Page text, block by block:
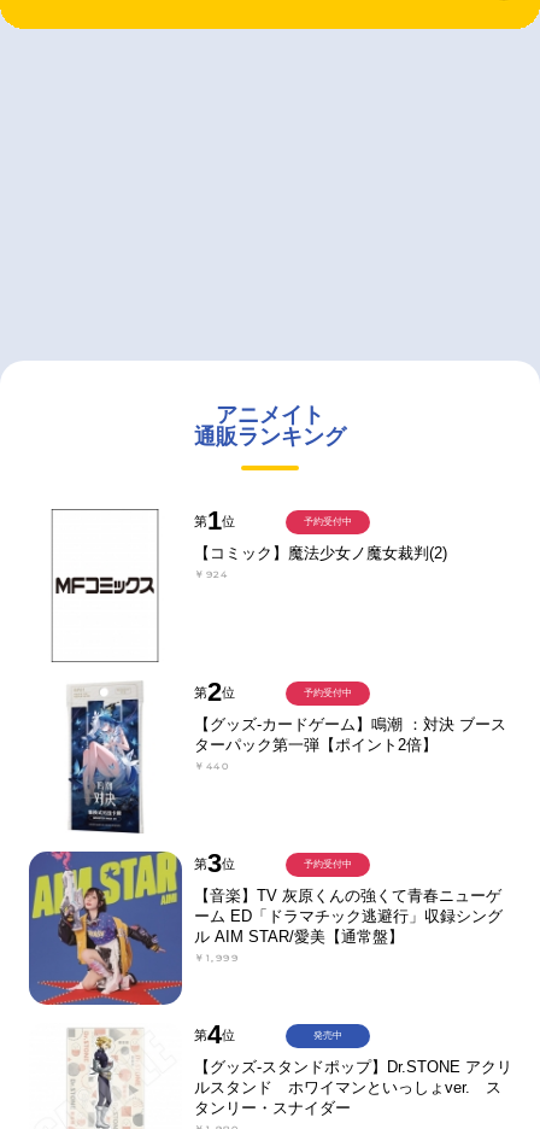
アニメイト
通販ランキング
第1位
【コミック】魔法少女ノ魔女裁判(2)
￥924
予約受付中
第2位
【グッズ-カードゲーム】鳴潮 ：対決 ブース
ターパック第一弾【ポイント2倍】
￥440
予約受付中
第3位
【音楽】TV 灰原くんの強くて青春ニューゲ
ーム ED「ドラマチック逃避行」収録シング
ル AIM STAR/愛美【通常盤】
￥1,999
予約受付中
第4位
【グッズ-スタンドポップ】Dr.STONE アクリ
ルスタンド ホワイマンといっしょver. ス
タンリー・スナイダー
発売中